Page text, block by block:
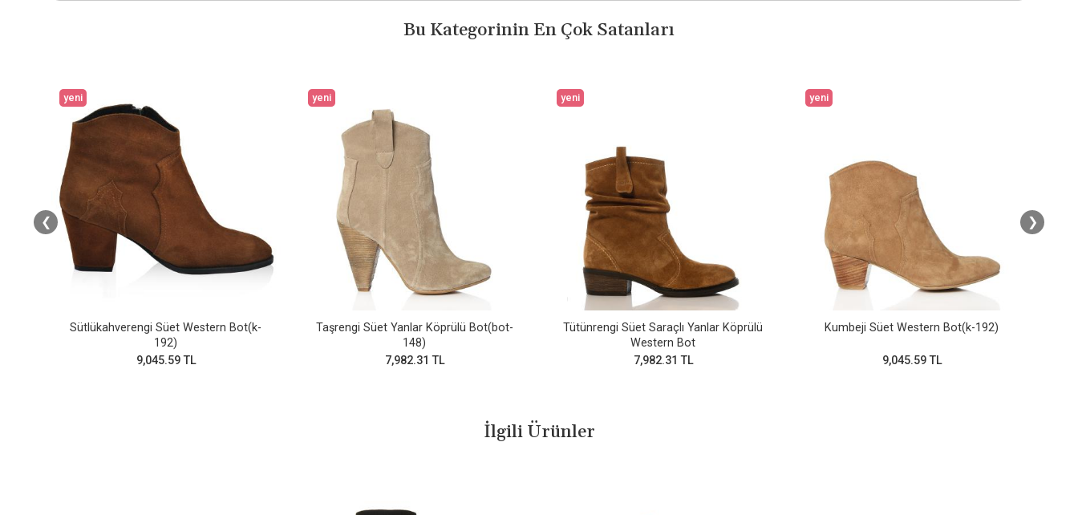
Bu Kategorinin En Çok Satanları
yeni
Sütlükahverengi Süet Western Bot(k-
192)
9,045.59 TL
yeni
Taşrengi Süet Yanlar Köprülü Bot(bot-
148)
7,982.31 TL
yeni
Tütünrengi Süet Saraçlı Yanlar Köprülü
Western Bot
7,982.31 TL
yeni
Kumbeji Süet Western Bot(k-192)
9,045.59 TL
❮ ❯
İlgili Ürünler